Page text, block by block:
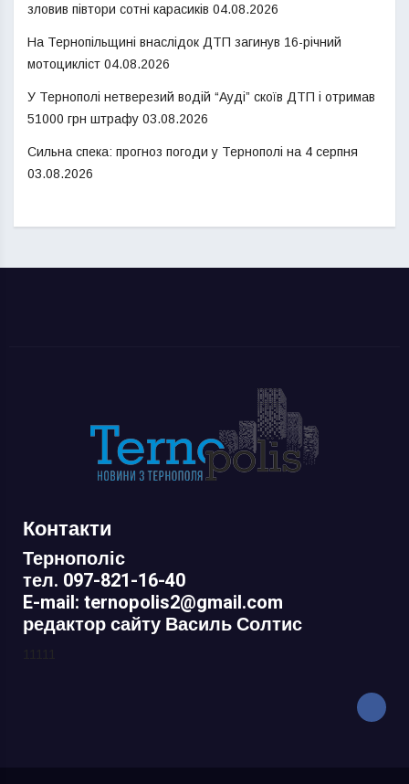
зловив півтори сотні карасиків 04.08.2026
На Тернопільщині внаслідок ДТП загинув 16-річний
мотоцикліст 04.08.2026
У Тернополі нетверезий водій “Ауді” скоїв ДТП і отримав
51000 грн штрафу 03.08.2026
Сильна спека: прогноз погоди у Тернополі на 4 серпня
03.08.2026
Контакти
Тернополіс
тел. 097-821-16-40
E-mail: ternopolis2@gmail.com
редактор сайту Василь Солтис